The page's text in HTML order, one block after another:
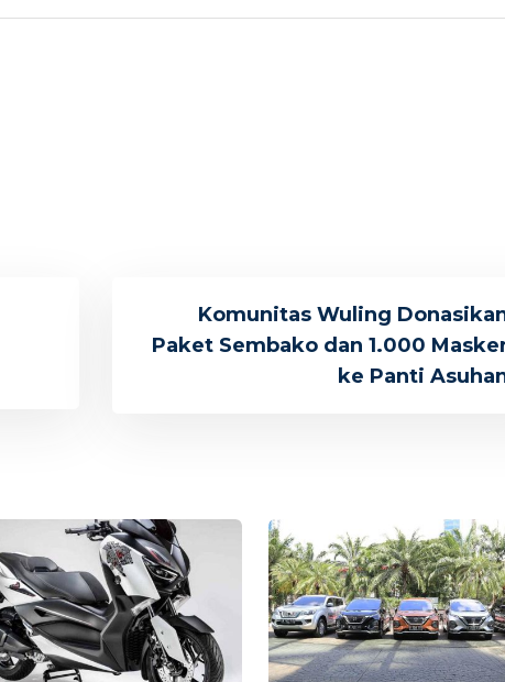
Komunitas Wuling
Paket Sembako dan 1.000
ke Panti